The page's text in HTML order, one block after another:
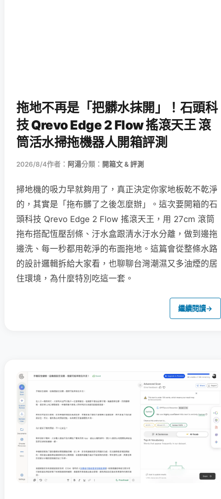
拖地不再是「把髒水抹開」！石頭科
技 Qrevo Edge 2 Flow 搖滾天王 滾
筒活水掃拖機器人開箱評測
2026/8/4作者： 阿湯分類： 開箱文 & 評測
掃地機的吸力早就夠用了，真正決定你家地板乾不乾淨
的，其實是「拖布髒了之後怎麼辦」。這次要開箱的石
頭科技 Qrevo Edge 2 Flow 搖滾天王，用 27cm 滾筒
拖布搭配恆壓刮條、汙水盒跟清水汙水分離，做到邊拖
邊洗、每一秒都用乾淨的布面拖地。這篇會從整條水路
的設計邏輯拆給大家看，也聊聊台灣潮濕又多油煙的居
住環境，為什麼特別吃這一套。
繼續閱讀→